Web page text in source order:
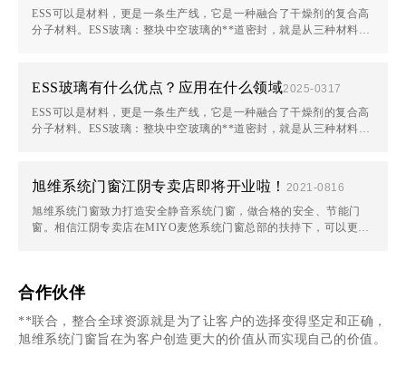
ESS可以是材料，更是一条生产线，它是一种融合了干燥剂的复合高
分子材料。ESS玻璃：整块中空玻璃的**道密封，就是从三种材料变
17
2025-03
ESS玻璃有什么优点？应用在什么领域
ESS可以是材料，更是一条生产线，它是一种融合了干燥剂的复合高
分子材料。ESS玻璃：整块中空玻璃的**道密封，就是从三种材料变
16
2021-08
旭维系统门窗江阴专卖店即将开业啦！
旭维系统门窗致力打造安全静音系统门窗，做合格的安全、节能门
窗。相信江阴专卖店在MIYO麦悠系统门窗总部的扶持下，可以更好
合作伙伴
**联合，整合全球资源就是为了让客户的选择变得坚定和正确，
旭维系统门窗旨在为客户创造更大的价值从而实现自己的价值。